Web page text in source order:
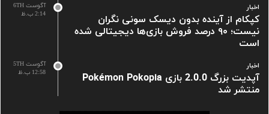
آگوست 6TH
2:14 ب.ظ
اخبار
کپکام از آینده بدون دیسک سونی نگران
نیست؛ ۹۰ درصد فروش بازی‌ها دیجیتالی شده
است
آگوست 5TH
12:58 ب.ظ
اخبار
آپدیت بزرگ 2.0.0 بازی Pokémon Pokopia
منتشر شد